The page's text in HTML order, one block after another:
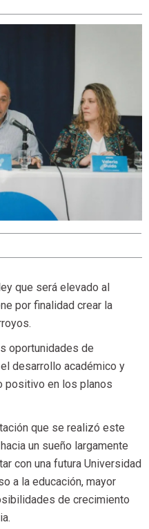
que será elevado al
por finalidad crear la
oportunidades de
desarrollo académico y
positivo en los planos
que se realizó este
un sueño largamente
con una futura Universidad
a la educación, mayor
de crecimiento